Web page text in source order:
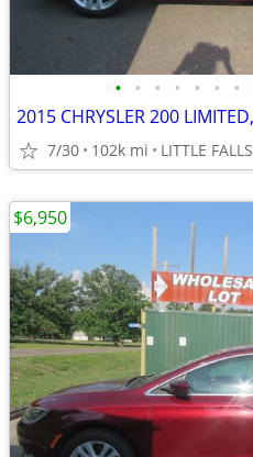
• • • • • • •
7/30 102k mi LITTLE FALLS
$6,950